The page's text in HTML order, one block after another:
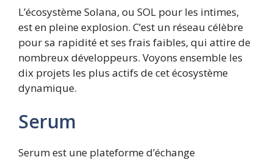
L’écosystème Solana, ou SOL pour les intimes,
est en pleine explosion. C’est un réseau célèbre
pour sa rapidité et ses frais faibles, qui attire de
nombreux développeurs. Voyons ensemble les
dix projets les plus actifs de cet écosystème
dynamique.
Serum
Serum est une plateforme d’échange